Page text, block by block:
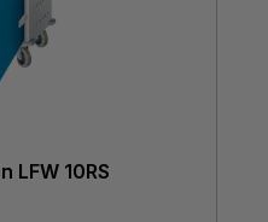
LFW 10RS